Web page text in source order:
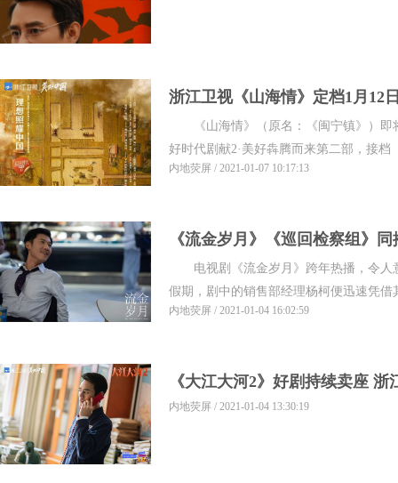
浙江卫视《山海情》定档1月12
《山海情》（原名：《闽宁镇》）即
好时代剧献2·美好犇腾而来第二部，接档
内地荧屏 / 2021-01-07 10:17:13
《流金岁月》《巡回检察组》
电视剧《流金岁月》跨年热播，令人
假期，剧中的销售部经理杨柯便迅速凭借
内地荧屏 / 2021-01-04 16:02:59
《大江大河2》好剧持续卖座
内地荧屏 / 2021-01-04 13:30:19